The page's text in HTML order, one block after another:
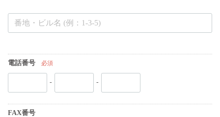
電話番号 必須
- -
FAX番号